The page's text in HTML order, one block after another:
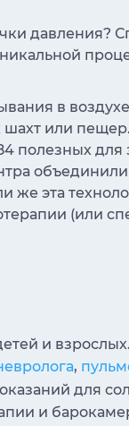
давления?
в
шахт или
полезных для
эта
(или
и
,
для
и